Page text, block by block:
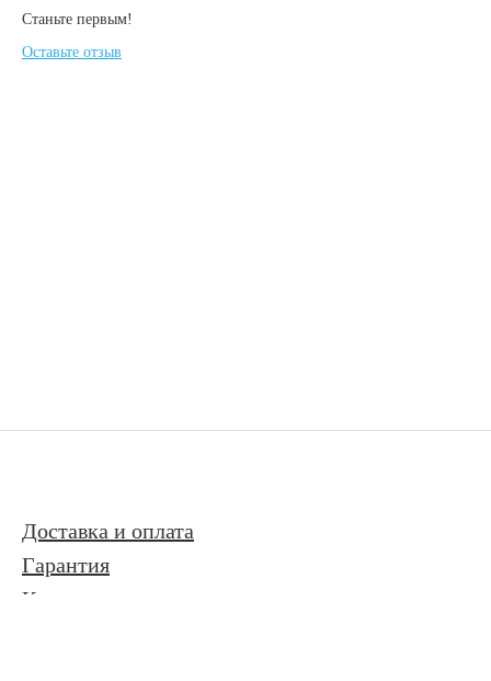
Станьте первым!
Оставьте отзыв
Доставка и оплата
Гарантия
Контакты